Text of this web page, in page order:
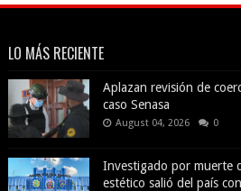
LO MÁS RECIENTE
Aplazan revisión de
caso Senasa
August 04, 2026 0
Investigado por muerte
estético salió del país